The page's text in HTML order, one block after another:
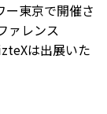
ー東京で開催さ
ァレンス
は出展いた